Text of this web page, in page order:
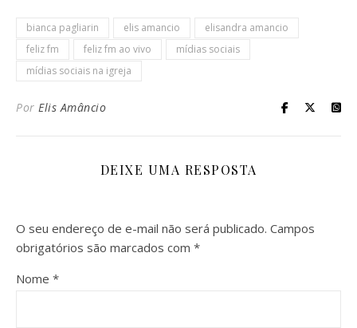
bianca pagliarin elis amancio
elisandra amancio
feliz fm
feliz fm ao vivo
mídias sociais
mídias sociais na igreja
Por Elis Amâncio
DEIXE UMA RESPOSTA
O seu endereço de e-mail não será publicado. Campos
obrigatórios são marcados com *
Nome *